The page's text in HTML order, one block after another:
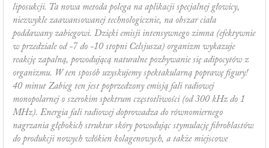
liposukcji. Ta nowa metoda polega na aplikacji specjalnej głowicy,
niezwykle zaawansowanej technologicznie, na obszar ciała
poddawany zabiegowi. Dzięki emisji intensywnego zimna (efektywnie
w przedziale od -7 do -10 stopni Celsjusza) organizm wykazuje
reakcję zapalną, powodującą naturalne pozbywanie się adipocytów z
organizmu. W ten sposób uzyskujemy spektakularną poprawę figury!
40 minut Zabieg ten jest poprzedzony emisją fali radiowej
monopolarnej o szerokim spektrum częstotliwości (od 300 kHz do 1
MHz). Energia fali radiowej doprowadza do równomiernego
nagrzania głębokich struktur skóry powodując stymulację fibroblastów
do produkcji nowych włókien kolagenowych, a także miejscowe